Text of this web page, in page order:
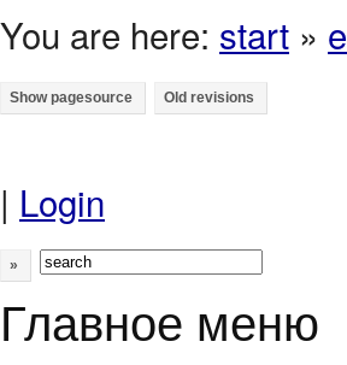
You are here: start »
| Login
»
Главное меню